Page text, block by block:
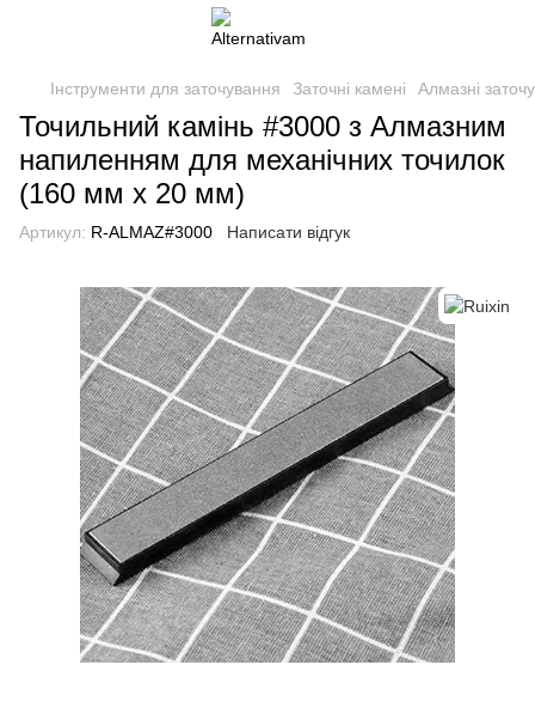
Інструменти для заточування Заточні камені Алмазні
Точильний камінь #3000 з Алмазним
напиленням для механічних точилок
(160 мм х 20 мм)
Артикул: R-ALMAZ#3000 Написати відгук